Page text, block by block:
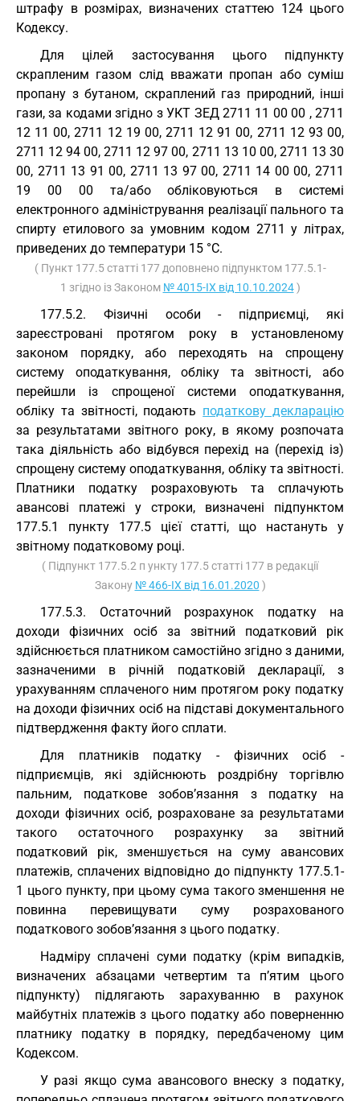
штрафу в розмірах, визначених статтею 124 цього
Кодексу.
Для цілей застосування цього підпункту
скрапленим газом слід вважати пропан або суміш
пропану з бутаном, скраплений газ природний, інші
гази, за кодами згідно з УКТ ЗЕД 2711 11 00 00 , 2711
12 11 00, 2711 12 19 00, 2711 12 91 00, 2711 12 93 00,
2711 12 94 00, 2711 12 97 00, 2711 13 10 00, 2711 13 30
00, 2711 13 91 00, 2711 13 97 00, 2711 14 00 00, 2711
19 00 00 та/або обліковуються в системі
електронного адміністрування реалізації пального та
спирту етилового за умовним кодом 2711 у літрах,
приведених до температури 15 °С.
( Пункт 177.5 статті 177 доповнено підпунктом 177.5.1-
1 згідно із Законом № 4015-IX від 10.10.2024)
177.5.2. Фізичні особи - підприємці, які
зареєстровані протягом року в установленому
законом порядку, або переходять на спрощену
систему оподаткування, обліку та звітності, або
перейшли із спрощеної системи оподаткування,
обліку та звітності, подають податкову декларацію
за результатами звітного року, в якому розпочата
така діяльність або відбувся перехід на (перехід із)
спрощену систему оподаткування, обліку та звітності.
Платники податку розраховують та сплачують
авансові платежі у строки, визначені підпунктом
177.5.1 пункту 177.5 цієї статті, що настануть у
звітному податковому році.
( Підпункт 177.5.2 п ункту 177.5 статті 177 в редакції
Закону № 466-IX від 16.01.2020 )
177.5.3. Остаточний розрахунок податку на
доходи фізичних осіб за звітний податковий рік
здійснюється платником самостійно згідно з даними,
зазначеними в річній податковій декларації, з
урахуванням сплаченого ним протягом року податку
на доходи фізичних осіб на підставі документального
підтвердження факту його сплати.
Для платників податку - фізичних осіб -
підприємців, які здійснюють роздрібну торгівлю
пальним, податкове зобов’язання з податку на
доходи фізичних осіб, розраховане за результатами
такого остаточного розрахунку за звітний
податковий рік, зменшується на суму авансових
платежів, сплачених відповідно до підпункту 177.5.1-
1 цього пункту, при цьому сума такого зменшення не
повинна перевищувати суму розрахованого
податкового зобов’язання з цього податку.
Надміру сплачені суми податку (крім випадків,
визначених абзацами четвертим та п’ятим цього
підпункту) підлягають зарахуванню в рахунок
майбутніх платежів з цього податку або поверненню
платнику податку в порядку, передбаченому цим
Кодексом.
У разі якщо сума авансового внеску з податку,